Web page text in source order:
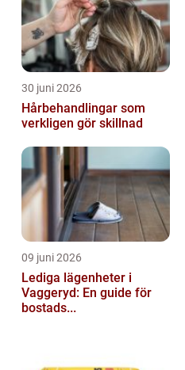
30 juni 2026
Hårbehandlingar som
verkligen gör skillnad
09 juni 2026
Lediga lägenheter i
Vaggeryd: En guide för
bostads...